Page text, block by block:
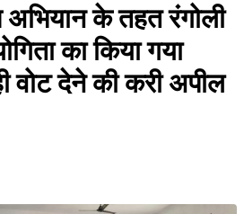
अभियान के तहत रंगोली
का किया गया
वोट देने की करी अपील